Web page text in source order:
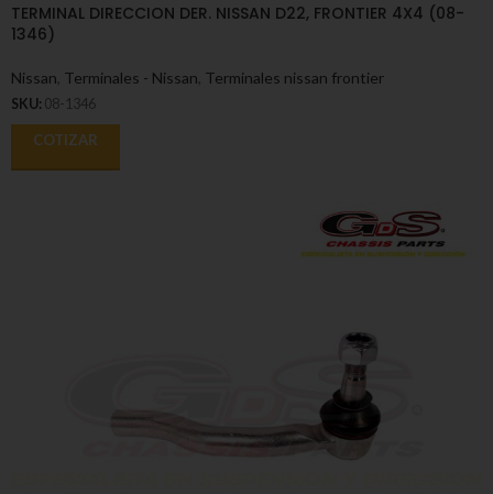
TERMINAL DIRECCION DER. NISSAN D22, FRONTIER 4X4 (08-
1346)
Nissan Terminales - Nissan Terminales nissan frontier
SKU: 08-1346
COTIZAR